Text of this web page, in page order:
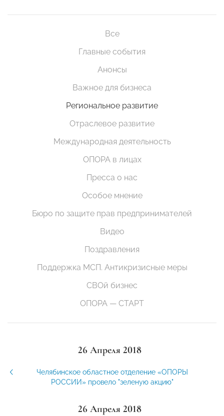
Все
Главные события
Анонсы
Важное для бизнеса
Региональное развитие
Отраслевое развитие
Международная деятельность
ОПОРА в лицах
Пресса о нас
Особое мнение
Бюро по защите прав предпринимателей
Видео
Поздравления
Поддержка МСП. Антикризисные меры
СВОй бизнес
ОПОРА — СТАРТ
26 Апреля 2018
Челябинское областное отделение «ОПОРЫ
РОССИИ» провело "зеленую акцию"
26 Апреля 2018